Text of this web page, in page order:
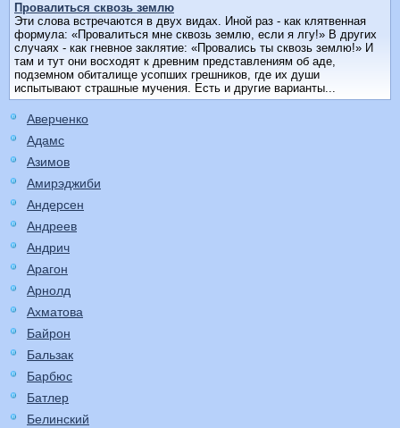
Провалиться сквозь землю
Эти слова встречаются в двух видах. Иной раз - как клятвенная
формула: «Провалиться мне сквозь землю, если я лгу!» В других
случаях - как гневное заклятие: «Провались ты сквозь землю!» И
там и тут они восходят к древним представлениям об аде,
подземном обиталище усопших грешников, где их души
испытывают страшные мучения. Есть и другие варианты...
Аверченко
Адамс
Азимов
Амирэджиби
Андерсен
Андреев
Андрич
Арагон
Арнолд
Ахматова
Байрон
Бальзак
Барбюс
Батлер
Белинский